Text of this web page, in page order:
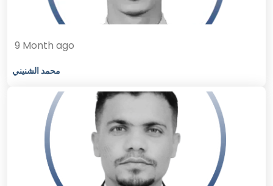
9 Month ago
محمد الشنيني